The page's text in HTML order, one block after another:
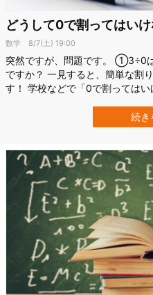
どうして0で割ってはいけ
数学 8/7(土) 19:00
突然ですが、問題です。 ①3÷0
ですか？ 一見すると、簡単な割
す！ 学校などで「0で割っては
を入力すると「0で割ることは
入力すると「結果が定義されて
続き